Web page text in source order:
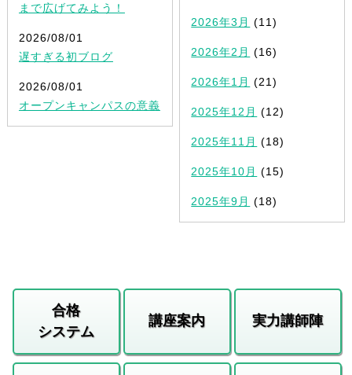
まで広げてみよう！
2026/08/01
遅すぎる初ブログ
2026/08/01
オープンキャンパスの意義
2026年3月 (11)
2026年2月 (16)
2026年1月 (21)
2025年12月 (12)
2025年11月 (18)
2025年10月 (15)
2025年9月 (18)
合格
システム
講座案内 実力講師陣